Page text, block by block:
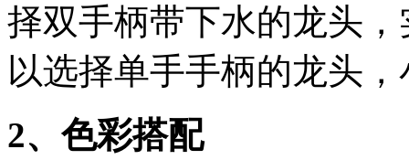
择双手柄带下水的龙头
以选择单手手柄的龙头
2、色彩搭配